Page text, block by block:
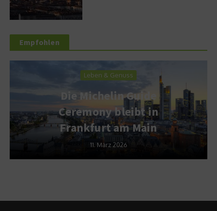
Empfohlen
Leben & Genuss
Die Michelin Guide
Ceremony bleibt in
Frankfurt am Main
11. März 2026